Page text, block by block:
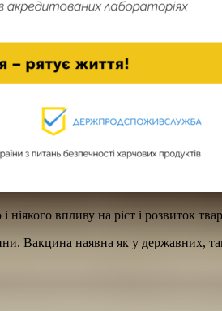
впливу на ріст і розвиток
Вакцина наявна як у державних,